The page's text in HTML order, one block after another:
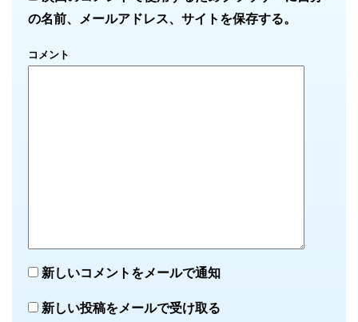
の名前、メールアドレス、サイトを保存する。
コメント
新しいコメントをメールで通知
新しい投稿をメールで受け取る